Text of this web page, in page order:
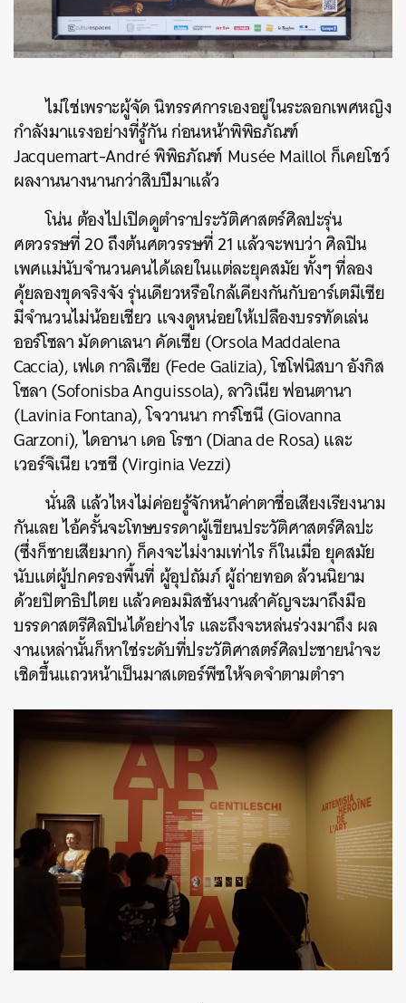
ไม่ใช่เพราะผู้จัด นิทรรศการเองอยู่ในระลอกเพศหญิง
กำลังมาแรงอย่างที่รู้กันก่อนหน้าพิพิธภัณฑ์
Jacquemart-André พิพิธภัณฑ์ Musée Maillol ก็เคยโชว์
ผลงานนางนานกว่าสิบปีมาแล้ว
โน่น ต้องไปเปิดดูตำราประวัติศาสตร์ศิลปะรุ่น
ศตวรรษที่ 20 ถึงต้นศตวรรษที่ 21 แล้วจะพบว่า ศิลปิน
เพศแม่นับจำนวนคนได้เลยในแต่ละยุคสมัย ทั้งๆ ที่ลอง
คุ้ยลองขุดจริงจัง รุ่นเดียวหรือใกล้เคียงกันกับอาร์เตมีเซีย
มีจำนวนไม่น้อยเชียว แจงดูหน่อยให้เปลืองบรรทัดเล่น
ออร์โซลา มัดดาเลนา คัดเซีย (Orsola Maddalena
Caccia), เฟเด กาลิเซีย (Fede Galizia), โซโฟนิสบา อังกิส
โซลา (Sofonisba Anguissola), ลาวิเนีย ฟอนตานา
(Lavinia Fontana), โจวานนา การ์โซนี (Giovanna
Garzoni), ไดอานา เดอ โรซา (Diana de Rosa) และ
เวอร์จิเนีย เวซซี (Virginia Vezzi)
นั่นสิ แล้วไหงไม่ค่อยรู้จักหน้าค่าตาชื่อเสียงเรียงนาม
กันเลย ไอ้ครั้นจะโทษบรรดาผู้เขียนประวัติศาสตร์ศิลปะ
(ซึ่งก็ชายเสียมาก) ก็คงจะไม่งามเท่าไร ก็ในเมื่อ ยุคสมัย
นับแต่ผู้ปกครองพื้นที่ ผู้อุปถัมภ์ ผู้ถ่ายทอด ล้วนนิยาม
ด้วยปิตาธิปไตย แล้วคอมมิสชันงานสำคัญจะมาถึงมือ
บรรดาสตรีศิลปินได้อย่างไร และถึงจะหล่นร่วงมาถึง ผล
งานเหล่านั้นก็หาใช่ระดับที่ประวัติศาสตร์ศิลปะชายนำจะ
เชิดขึ้นแถวหน้าเป็นมาสเตอร์พีซให้จดจำตามตำรา